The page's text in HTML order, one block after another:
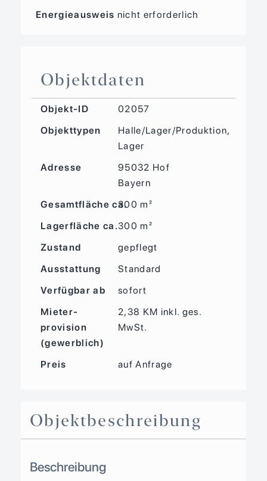
Energieausweis nicht erforderlich
Objektdaten
Objekt-ID
02057
Objekttypen
Halle/Lager/Produktion,
Lager
Adresse
95032 Hof
Bayern
Gesamtfläche ca.300 m²
Lagerfläche ca.300 m²
Zustand
gepflegt
Ausstattung
Standard
Verfügbar ab
sofort
Mieter­
provision
(gewerblich)
2,38 KM inkl. ges.
MwSt.
Preis auf Anfrage
Objekt­beschreibung
Beschreibung